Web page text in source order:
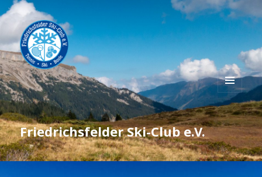
Friedrichsfelder Ski-Club e.V.
MENÜ
UND
WIDGETS